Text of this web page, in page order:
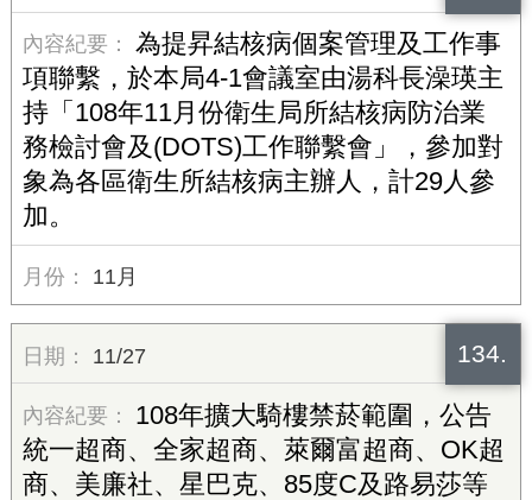
為提昇結核病個案管理及工作事
項聯繫，於本局4-1會議室由湯科長澡瑛主
持「108年11月份衛生局所結核病防治業
務檢討會及(DOTS)工作聯繫會」，參加對
象為各區衛生所結核病主辦人，計29人參
加。
11月
134.
11/27
108年擴大騎樓禁菸範圍，公告
統一超商、全家超商、萊爾富超商、OK超
商、美廉社、星巴克、85度C及路易莎等